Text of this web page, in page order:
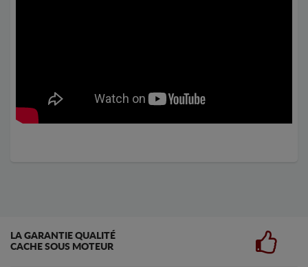
LA GARANTIE QUALITÉ
CACHE SOUS MOTEUR